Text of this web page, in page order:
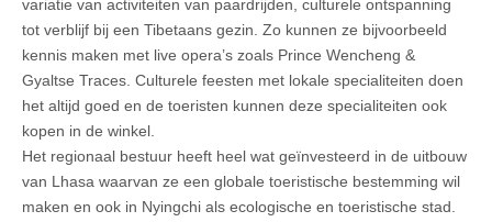
variatie van activiteiten van paardrijden, culturele ontspanning
tot verblijf bij een Tibetaans gezin. Zo kunnen ze bijvoorbeeld
kennis maken met live opera’s zoals Prince Wencheng &
Gyaltse Traces. Culturele feesten met lokale specialiteiten doen
het altijd goed en de toeristen kunnen deze specialiteiten ook
kopen in de winkel.
Het regionaal bestuur heeft heel wat geïnvesteerd in de uitbouw
van Lhasa waarvan ze een globale toeristische bestemming wil
maken en ook in Nyingchi als ecologische en toeristische stad.